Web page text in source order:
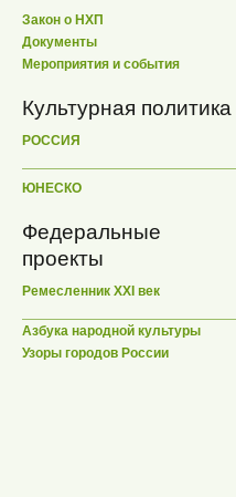
Закон о НХП
Документы
Мероприятия и события
Культурная политика
РОССИЯ
ЮНЕСКО
Федеральные
проекты
Ремесленник XXI век
Азбука народной культуры
Узоры городов России